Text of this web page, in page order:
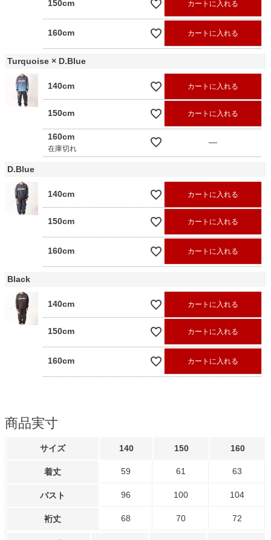
150cm カートに入れる
160cm カートに入れる
Turquoise × D.Blue
140cm カートに入れる
150cm カートに入れる
160cm
在庫切れ
—
D.Blue
140cm カートに入れる
150cm カートに入れる
160cm カートに入れる
Black
140cm カートに入れる
150cm カートに入れる
160cm カートに入れる
商品実寸
サイズ 140 150 160
着丈 59 61 63
バスト 96 100 104
裄丈 68 70 72